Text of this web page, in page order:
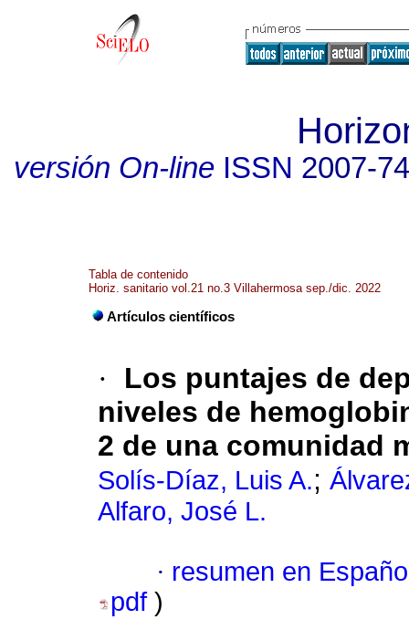
versión On-lineISSN 2007-
Tabla de contenido
Horiz. sanitario vol.21 no.3 Villahermosa sep./dic. 2022
Artículos científicos
·
Los puntajes de
niveles de
2 de una comunidad
Solís-Díaz, Luis A.;
Alfaro, José L.
· resumen en
pdf )